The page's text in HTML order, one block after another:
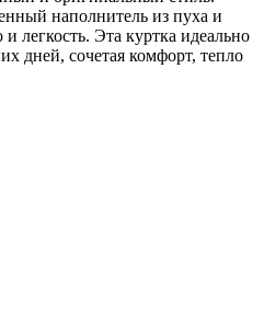
наполнитель из пуха и
легкость. Эта куртка идеально
дней, сочетая комфорт, тепло